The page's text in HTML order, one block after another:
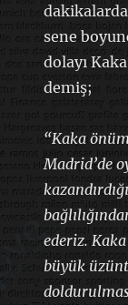
sene
dolayı
demiş;
“Kaka
Madrid’de
ederiz.
büyük